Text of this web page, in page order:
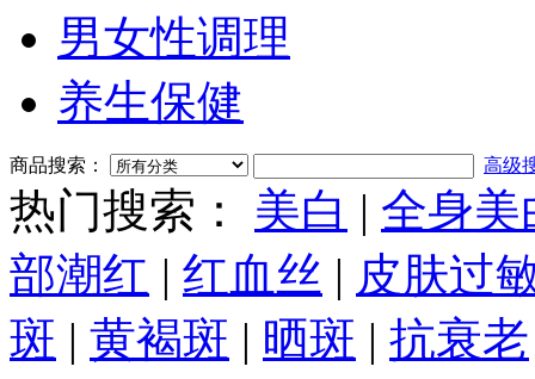
男女性调理
养生保健
商品搜索： 高级
热门搜索： 美白 | 全身美
部潮红 | 红血丝 | 皮肤过
斑 | 黄褐斑 | 晒斑 | 抗衰老